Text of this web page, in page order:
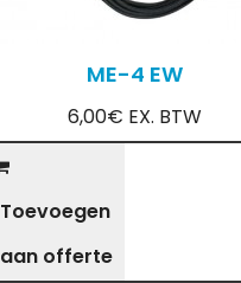
ME-4 EW
6,00€ EX. BTW
Toevoegen
aan offerte